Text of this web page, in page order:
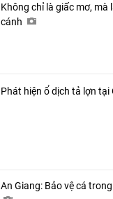
Không chỉ là giấc mơ, mà
cánh
Phát hiện ổ dịch tả lợn tại
An Giang: Bảo vệ cá